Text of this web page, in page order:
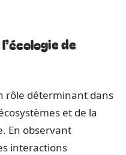
de
rôle déterminant dans
et de la
En observant
interactions